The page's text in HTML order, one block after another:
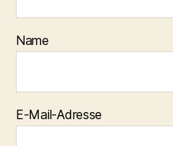
Name
E-Mail-Adresse